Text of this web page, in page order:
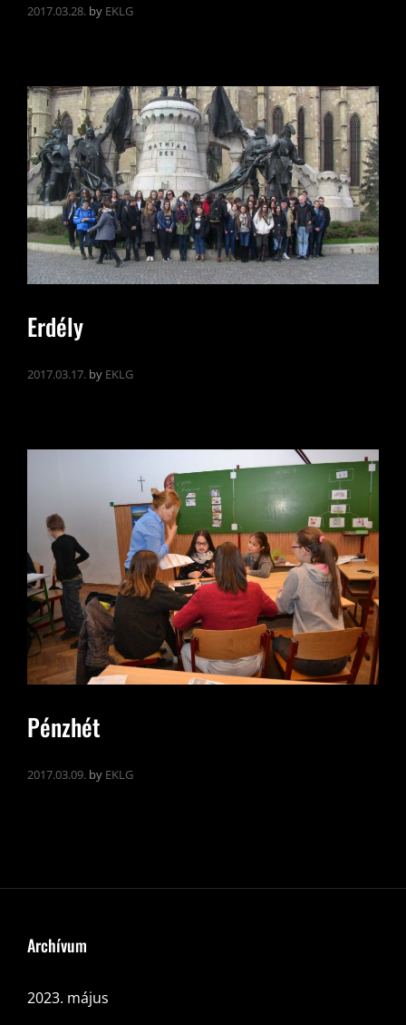
2017.03.28. by EKLG
Erdély
2017.03.17. by EKLG
Pénzhét
2017.03.09. by EKLG
Archívum
2023. május